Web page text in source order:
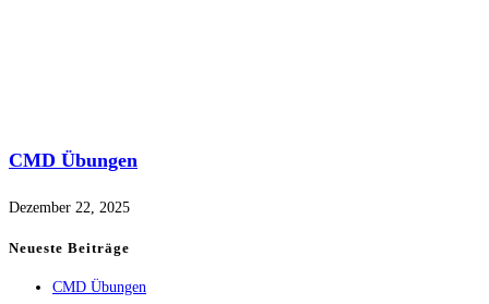
CMD Übungen
Dezember 22, 2025
Neueste Beiträge
CMD Übungen